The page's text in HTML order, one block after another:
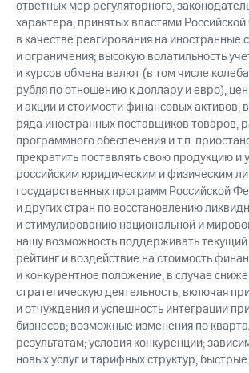
ответных мер регуляторного,
характера, принятых властями
в качестве реагирования на иностранные
и ограничения; высокую волатильность
и курсов обмена валют (в том числе
рубля по отношению к доллару и евро),
и акции и стоимости финансовых активов;
ряда иностранных поставщиков товаров,
программного обеспечения и т.п.
прекратить поставлять свою продукцию и
российским юридическим и физическим
государственных программ Российской
и других стран по восстановлению
и стимулированию национальной и
нашу возможность поддерживать
рейтинг и воздействие на стоимость
и конкурентное положение, в случае
стратегическую деятельность, включая
и отчуждения и успешность интеграции
бизнесов; возможные изменения по
результатам; условия конкуренции;
новых услуг и тарифных структур;